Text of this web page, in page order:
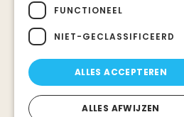
Privacy en veiligheid
Over deze website
Over Stichting PZNL
Contact
FUNCTIONEEL
NIET-GECLASSIFICEERD
ALLES ACCEPTEREN
ALLES AFWIJZEN